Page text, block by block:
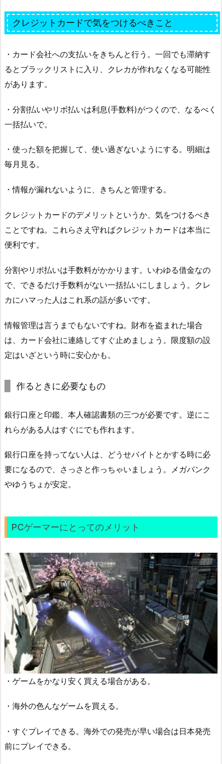
クレジットカードで気をつけるべきこと
・カード会社への支払いをきちんと行う。一回でも滞納す
るとブラックリストに入り、クレカが作れなくなる可能性
があります。
・分割払いやリボ払いは利息(手数料)がつくので、なるべく
一括払いで。
・使った額を把握して、使い過ぎないようにする。明細は
毎月見る。
・情報が漏れないように、きちんと管理する。
クレジットカードのデメリットというか、気をつけるべき
ことですね。これらさえ守ればクレジットカードは本当に
便利です。
分割やリボ払いは手数料がかかります。いわゆる借金なの
で、できるだけ手数料がない一括払いにしましょう。クレ
カにハマった人はこれ系の話が多いです。
情報管理は言うまでもないですね。財布を盗まれた場合
は、カード会社に連絡してすぐ止めましょう。限度額の設
定はいざという時に安心かも。
作るときに必要なもの
銀行口座と印鑑、本人確認書類の三つが必要です。逆にこ
れらがある人はすぐにでも作れます。
銀行口座を持ってない人は、どうせバイトとかする時に必
要になるので、さっさと作っちゃいましょう。メガバンク
やゆうちょが安定。
PCゲーマーにとってのメリット
・ゲームをかなり安く買える場合がある。
・海外の色んなゲームを買える。
・すぐプレイできる。海外での発売が早い場合は日本発売
前にプレイできる。